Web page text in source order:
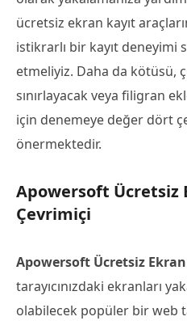
ücretsiz ekran kayıt
istikrarlı bir kayıt deneyimi
etmeliyiz. Daha da kötüsü,
sınırlayacak veya filigran
için denemeye değer dört
önermektedir.
Apowersoft Ücretsiz
Çevrimiçi
Apowersoft Ücretsiz
tarayıcınızdaki ekranları
olabilecek popüler bir web